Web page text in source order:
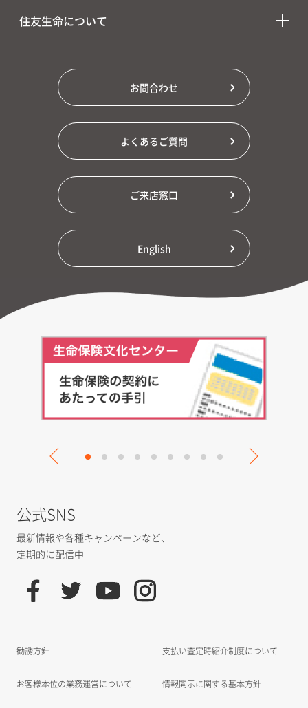
住友生命について
お問合わせ
よくあるご質問
ご来店窓口
English
公式SNS
最新情報や各種キャンペーンなど、
定期的に配信中
勧誘方針
お客様本位の業務運営について
支払い査定時紹介制度について
情報開示に関する基本方針